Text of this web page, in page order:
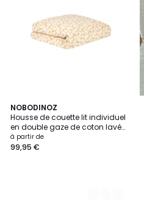
NOBODINOZ
Housse de couette lit individuel
en double gaze de coton lavée
WABI-SABI
à partir de
99,95 €
6
Couleurs